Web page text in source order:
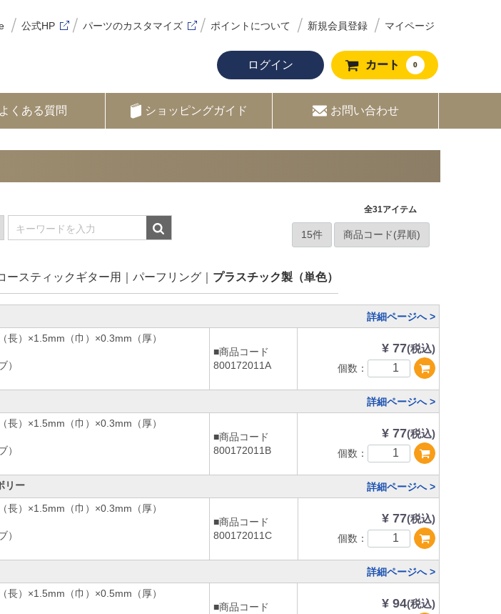
公式HP パーツのカスタマイズ ポイントについて 新規会員登録 マイページ
カート 0
ログイン
よくある質問 ショッピングガイド お問い合わせ
全31アイテム
ースティックギター用 パーフリング プラスチック製（単色）
詳細ページへ >
）×1.5mm（巾）×0.3mm（厚）
）
■商品コード
800172011A
¥ 77(税込)
個数：
詳細ページへ >
）×1.5mm（巾）×0.3mm（厚）
）
■商品コード
800172011B
¥ 77(税込)
個数：
リー
詳細ページへ >
）×1.5mm（巾）×0.3mm（厚）
）
■商品コード
800172011C
¥ 77(税込)
個数：
詳細ページへ >
）×1.5mm（巾）×0.5mm（厚）
■商品コード
¥ 94(税込)